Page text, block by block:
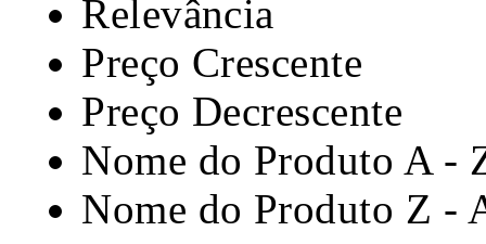
Relevância
Preço Crescente
Preço Decrescente
Nome do Produto A -
Nome do Produto Z -